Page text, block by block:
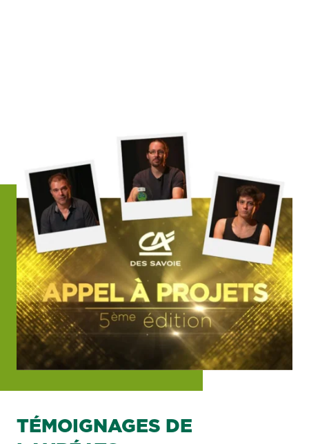
TÉMOIGNAGES DE